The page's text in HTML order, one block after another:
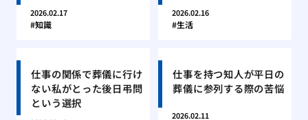
2026.02.17
知識
2026.02.16
生活
仕事の関係で葬儀に行け
ない私がとった後日弔問
という選択
仕事を持つ知人が平日の
葬儀に参列する際の苦悩
2026.02.11